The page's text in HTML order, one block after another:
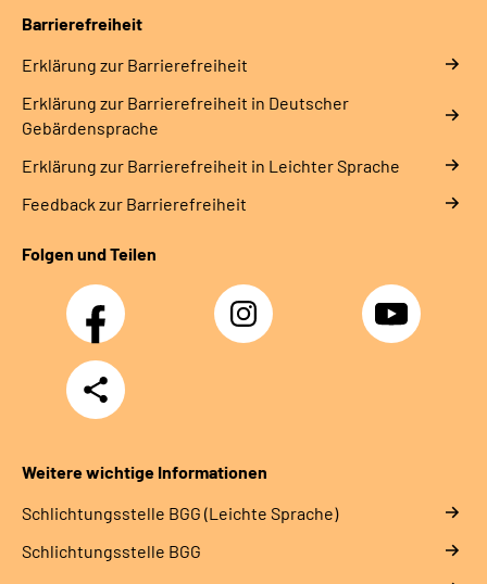
Barrierefreiheit
Erklärung zur Barrierefreiheit
Erklärung zur Barrierefreiheit in Deutscher
Gebärdensprache
Erklärung zur Barrierefreiheit in Leichter Sprache
Feedback zur Barrierefreiheit
Folgen und Teilen
Facebook Instagram YouTube
Teilen
Weitere wichtige Informationen
Schlich­tungs­stel­le BGG (Leichte Sprache)
Schlich­tungs­stel­le BGG